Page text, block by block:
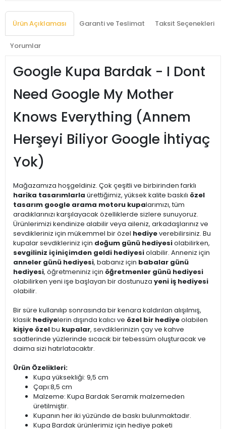
Ürün Açıklaması Garanti ve Teslimat Taksit Seçenekleri
Yorumlar
Google Kupa Bardak - I Dont
Need Google My Mother
Knows Everything (Annem
Herşeyi Biliyor Google İhtiyaç
Yok)
Mağazamıza hoşgeldiniz. Çok çeşitli ve birbirinden farklı
harika tasarımlarla ürettiğimiz, yüksek kalite baskılı özel
tasarım google arama motoru kupalarımızı, tüm
aradıklarınızı karşılayacak özelliklerde sizlere sunuyoruz.
Ürünlerimizi kendinize alabilir veya aileniz, arkadaşlarınız ve
sevdikleriniz için mükemmel bir özel hediyeverebilirsiniz. Bu
kupalar sevdikleriniz için doğum günü hediyesiolabilirken,
sevgiliniz içiniçimden geldi hediyesiolabilir. Anneniz için
anneler günü hediyesi, babanız için babalar günü
hediyesi, öğretmeniniz için öğretmenler günü hediyesi
olabilirken yeni işe başlayan bir dostunuza yeni iş hediyesi
olabilir.
Bir süre kullanılıp sonrasında bir kenara kaldırılan alışılmış,
klasik hediyelerin dışında kalıcı ve özel bir hediyeolabilen
kişiye özelbu kupalar, sevdiklerinizin çay ve kahve
saatlerinde yüzlerinde sıcacık bir tebessüm oluşturacak ve
daima sizi hatırlatacaktır.
Ürün Özelikleri:
Kupa yüksekliği: 9,5 cm
Çapı:8,5 cm
Malzeme: Kupa Bardak Seramik malzemeden
üretilmiştir.
Kupanın her iki yüzünde de baskı bulunmaktadır.
Kupa Bardak ürünlerimiz için hediye paketi